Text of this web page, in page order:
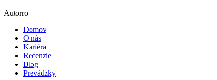
Autorro
Domov
O nás
Kariéra
Recenzie
Blog
Prevádzky